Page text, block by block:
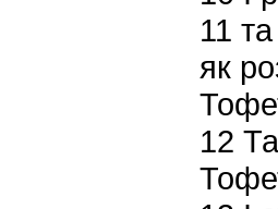
11
як
12